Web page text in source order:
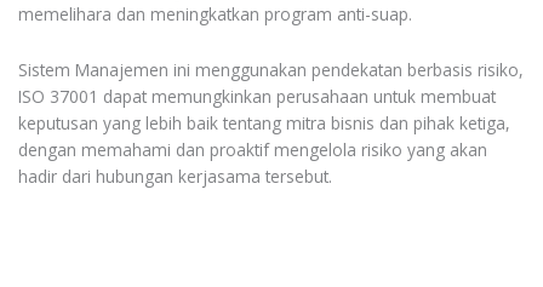
memelihara dan meningkatkan program anti-suap.
Sistem Manajemen ini menggunakan pendekatan berbasis risiko,
ISO 37001 dapat memungkinkan perusahaan untuk membuat
keputusan yang lebih baik tentang mitra bisnis dan pihak ketiga,
dengan memahami dan proaktif mengelola risiko yang akan
hadir dari hubungan kerjasama tersebut.